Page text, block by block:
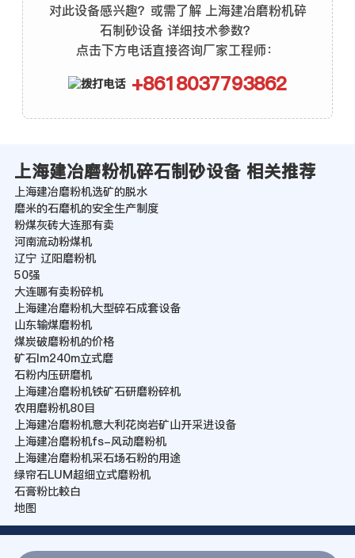
对此设备感兴趣？或需了解 上海建冶磨粉机碎
石制砂设备 详细技术参数？
点击下方电话直接咨询厂家工程师：
+8618037793862
上海建冶磨粉机碎石制砂设备 相关推荐
上海建冶磨粉机选矿的脱水
磨米的石磨机的安全生产制度
粉煤灰砖大连那有卖
河南流动粉煤机
辽宁 辽阳磨粉机
50强
大连哪有卖粉碎机
上海建冶磨粉机大型碎石成套设备
山东输煤磨粉机
煤炭破磨粉机的价格
矿石lm240m立式磨
石粉内压研磨机
上海建冶磨粉机铁矿石研磨粉碎机
农用磨粉机80目
上海建冶磨粉机意大利花岗岩矿山开采进设备
上海建冶磨粉机fs-风动磨粉机
上海建冶磨粉机采石场石粉的用途
绿帘石LUM超细立式磨粉机
石膏粉比較白
地图